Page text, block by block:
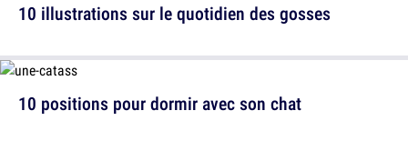
10 illustrations sur le quotidien des gosses
10 positions pour dormir avec son chat